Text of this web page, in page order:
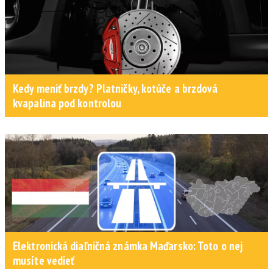
Kedy meniť brzdy? Platničky, kotúče a brzdová
kvapalina pod kontrolou
Elektronická diaľničná známka Maďarsko: Toto o nej
musíte vedieť